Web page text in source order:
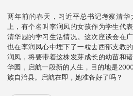
两年前的春天，习近平总书记考察清
上，有个名叫李润凤的女孩作为学生代
清华园的学习生活情况。这次座谈会在
也在李润凤心中埋下了一粒去西部支教
润凤，将要带着这株发芽成长的幼苗和
华园，启航一段新的人生，目的地是
族自治县。启航在即，她准备好了吗？